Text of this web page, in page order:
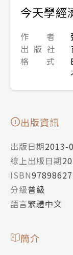
今天學經
作 者
出 版 社
格 式
出版資訊
出版日期2013-
線上出版日期
ISBN
分級普級
語言繁體中文
簡介